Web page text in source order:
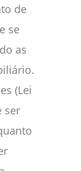
de
se
as
(Lei
ser